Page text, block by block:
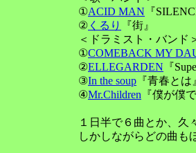
①ACID MAN 『
② くるり
『街』
＜ドラミスト・バンド
①COMEBACK MY
②ELLEGARDEN 『
③In the soup 『青春とは
④Mr.Children 『僕が僕
１日半で６曲とか、久
しかしながらどの曲も